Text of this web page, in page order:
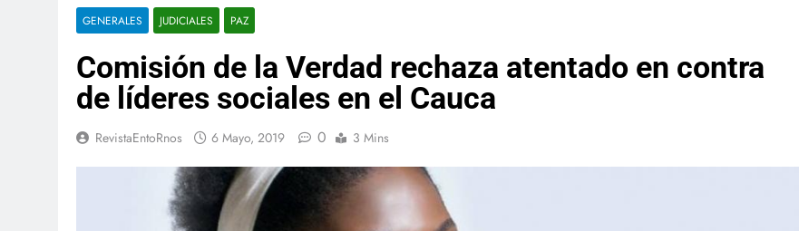
GENERALES JUDICIALES PAZ
Comisión de la Verdad rechaza atentado en contra
de líderes sociales en el Cauca
RevistaEntoRnos 6 Mayo, 2019 0 3 Mins